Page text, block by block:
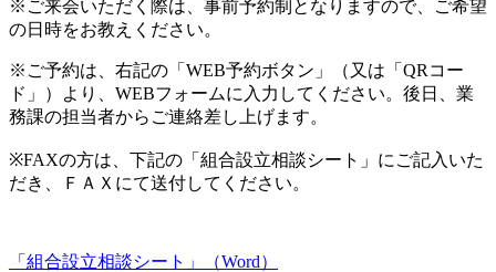
※ご来会いただく際は、事前予約制となりますので、ご希望
の日時をお教えください。
※ご予約は、右記の「WEB予約ボタン」（又は「QRコー
ド」）より、WEBフォームに入力してください。後日、業
務課の担当者からご連絡差し上げます。
※FAXの方は、下記の「組合設立相談シート」にご記入いた
だき、ＦＡＸにて送付してください。
「組合設立相談シート」（Word）